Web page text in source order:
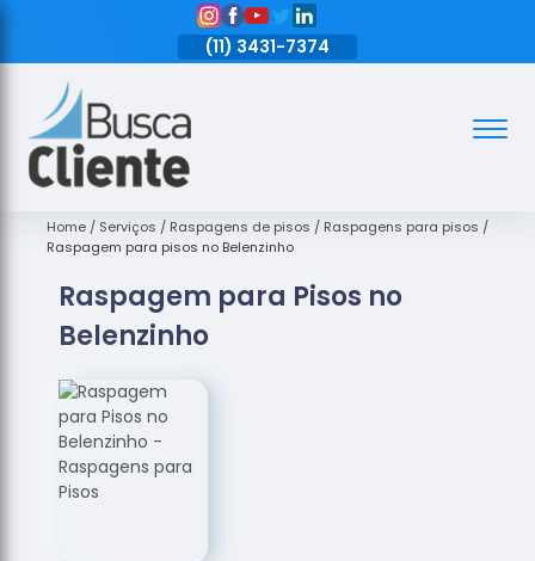
(11) 3431-7374
Assoalhos
de Madeira
Madeira
Empresas
Assoalhos
de Madeira
Loja de
Assoalhos
Home Serviços Raspagens de pisos
Raspagens para pisos
Raspagem para pisos no Belenzinho
Raspagem para Pisos no
Belenzinho